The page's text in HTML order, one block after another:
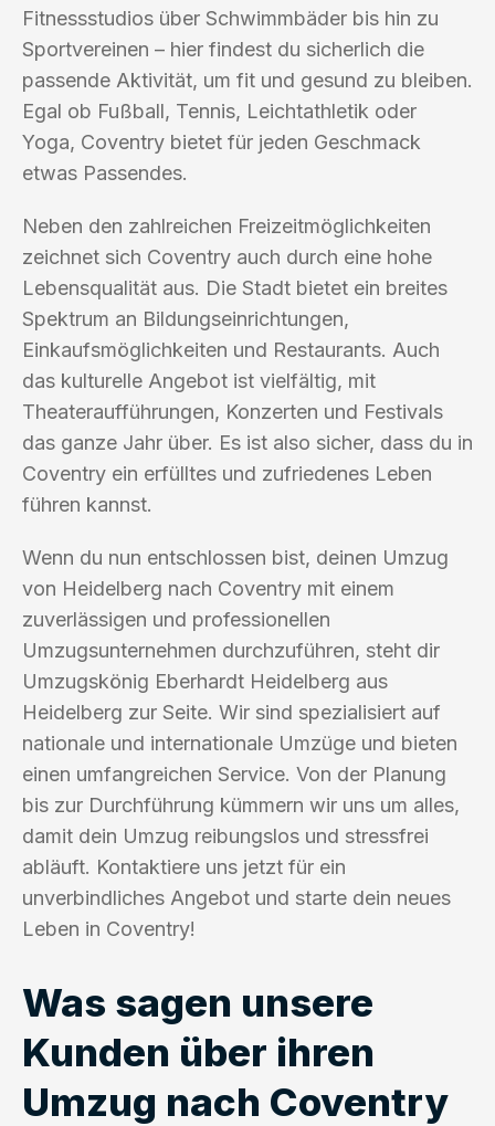
Fitnessstudios über Schwimmbäder bis hin zu
Sportvereinen – hier findest du sicherlich die
passende Aktivität, um fit und gesund zu bleiben.
Egal ob Fußball, Tennis, Leichtathletik oder
Yoga, Coventry bietet für jeden Geschmack
etwas Passendes.
Neben den zahlreichen Freizeitmöglichkeiten
zeichnet sich Coventry auch durch eine hohe
Lebensqualität aus. Die Stadt bietet ein breites
Spektrum an Bildungseinrichtungen,
Einkaufsmöglichkeiten und Restaurants. Auch
das kulturelle Angebot ist vielfältig, mit
Theateraufführungen, Konzerten und Festivals
das ganze Jahr über. Es ist also sicher, dass du in
Coventry ein erfülltes und zufriedenes Leben
führen kannst.
Wenn du nun entschlossen bist, deinen Umzug
von Heidelberg nach Coventry mit einem
zuverlässigen und professionellen
Umzugsunternehmen durchzuführen, steht dir
Umzugskönig Eberhardt Heidelberg aus
Heidelberg zur Seite. Wir sind spezialisiert auf
nationale und internationale Umzüge und bieten
einen umfangreichen Service. Von der Planung
bis zur Durchführung kümmern wir uns um alles,
damit dein Umzug reibungslos und stressfrei
abläuft. Kontaktiere uns jetzt für ein
unverbindliches Angebot und starte dein neues
Leben in Coventry!
Was sagen unsere
Kunden über ihren
Umzug nach Coventry